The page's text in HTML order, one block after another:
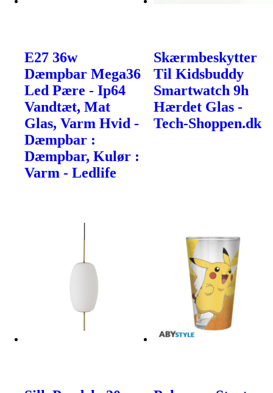
E27 36w
Dæmpbar Mega36
Led Pære - Ip64
Vandtæt, Mat
Glas, Varm Hvid -
Dæmpbar :
Dæmpbar, Kulør :
Varm - Ledlife
Skærmbeskytter
Til Kidsbuddy
Smartwatch 9h
Hærdet Glas -
Tech-Shoppen.dk